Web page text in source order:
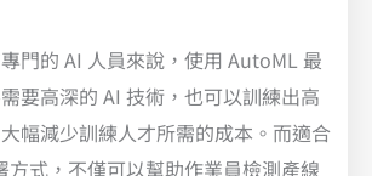
門的 AI 人員來說，使用 AutoML 最
要高深的 AI 技術，也可以訓練出高
幅減少訓練人才所需的成本。而適合
方式，不僅可以幫助作業員檢測產線